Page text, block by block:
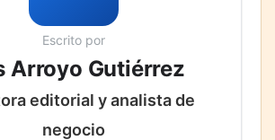
Escrito por
Arroyo Gutiérrez
editorial y analista de
negocio